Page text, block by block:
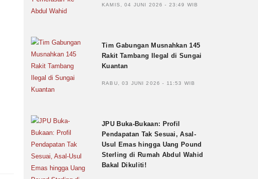
KAMIS, 04 JUNI 2026 - 23:49 WIB
Tim Gabungan Musnahkan 145
Rakit Tambang Ilegal di Sungai
Kuantan
RABU, 03 JUNI 2026 - 11:53 WIB
JPU Buka-Bukaan: Profil
Pendapatan Tak Sesuai, Asal-
Usul Emas hingga Uang Pound
Sterling di Rumah Abdul Wahid
Bakal Dikuliti!